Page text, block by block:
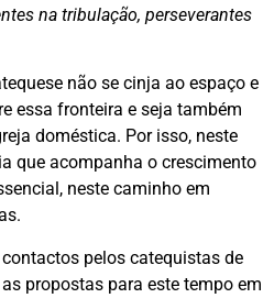
na tribulação, perseverantes
não se cinja ao espaço e
essa fronteira e seja também
doméstica. Por isso, neste
que acompanha o crescimento
neste caminho em
pelos catequistas de
propostas para este tempo em